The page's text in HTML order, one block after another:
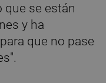
que se están
y ha
que no pase